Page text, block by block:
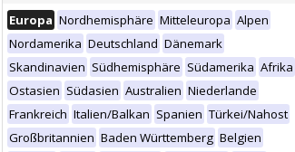
Europa Nordhemisphäre Mitteleuropa Alpen
Nordamerika Deutschland Dänemark
Skandinavien Südhemisphäre Südamerika Afrika
Ostasien Südasien Australien Niederlande
Frankreich Italien/Balkan Spanien Türkei/Nahost
Großbritannien Baden Württemberg Belgien